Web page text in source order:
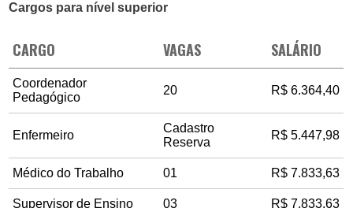
Cargos para nível superior
CARGO VAGAS SALÁRIO
Coordenador
Pedagógico
20 R$ 6.364,40
Enfermeiro
Cadastro
Reserva
R$ 5.447,98
Médico do Trabalho 01 R$ 7.833,63
Supervisor de Ensino 03 R$ 7.833,63